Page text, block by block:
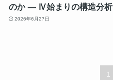
のか ― Ⅳ始まりの構造分析
2026年6月27日
1